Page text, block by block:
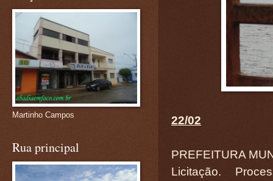
22/02
PREFEITURA
Licitação.
Martinho Campos
Rua principal